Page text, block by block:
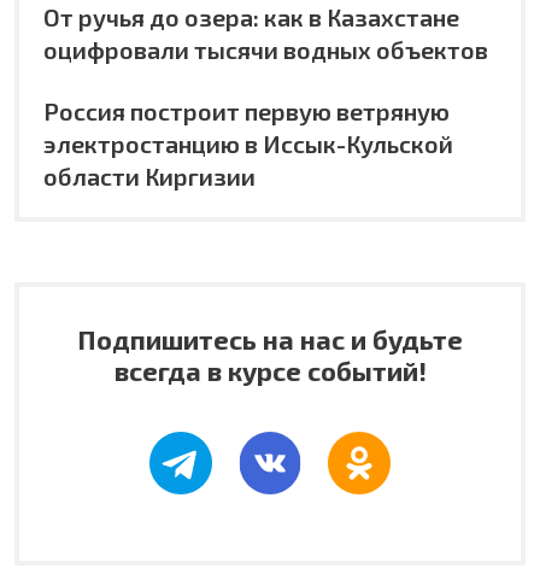
От ручья до озера: как в Казахстане
оцифровали тысячи водных объектов
Россия построит первую ветряную
электростанцию в Иссык-Кульской
области Киргизии
Подпишитесь на нас и будьте
всегда в курсе событий!